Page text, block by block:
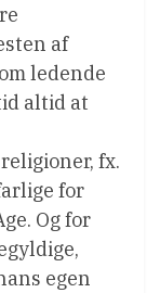
af
ledende
altid at
fx.
for
Og for
egen